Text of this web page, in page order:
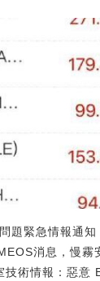
題緊急情報通
消息，慢霧
技術情報：惡意